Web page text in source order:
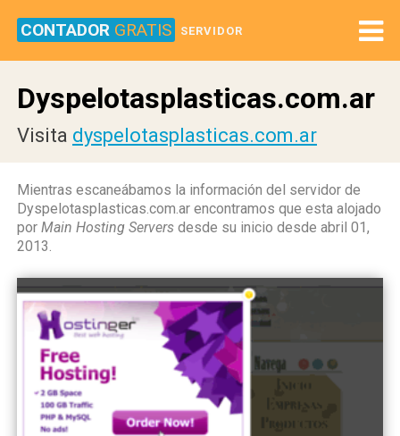
CONTADOR GRATIS SERVIDOR
Dyspelotasplasticas.com.ar
Visita dyspelotasplasticas.com.ar
Mientras escaneábamos la información del servidor de
Dyspelotasplasticas.com.ar encontramos que esta alojado
por Main Hosting Servers desde su inicio desde abril 01,
2013.